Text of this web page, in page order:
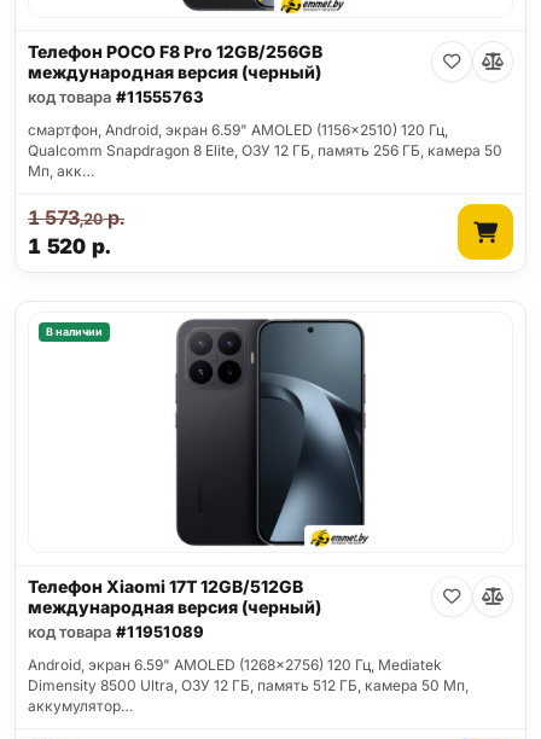
Телефон POCO F8 Pro 12GB/256GB
международная версия (черный)
код товара #11555763
смартфон, Android, экран 6.59" AMOLED (1156x2510) 120 Гц,
Qualcomm Snapdragon 8 Elite, ОЗУ 12 ГБ, память 256 ГБ, камера 50
Мп, акк…
1 520 р.
1 573,20р.
В наличии
Телефон Xiaomi 17T 12GB/512GB
международная версия (черный)
код товара #11951089
Android, экран 6.59" AMOLED (1268x2756) 120 Гц, Mediatek
Dimensity 8500 Ultra, ОЗУ 12 ГБ, память 512 ГБ, камера 50 Мп,
аккумулятор…